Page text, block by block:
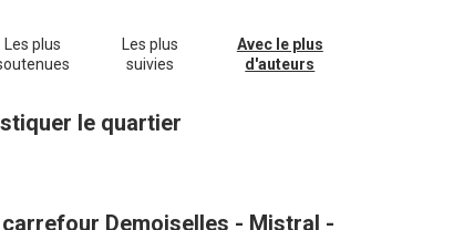
Les plus
Les plus
suivies
Avec le plus
d'auteurs
le quartier
Demoiselles - Mistral -